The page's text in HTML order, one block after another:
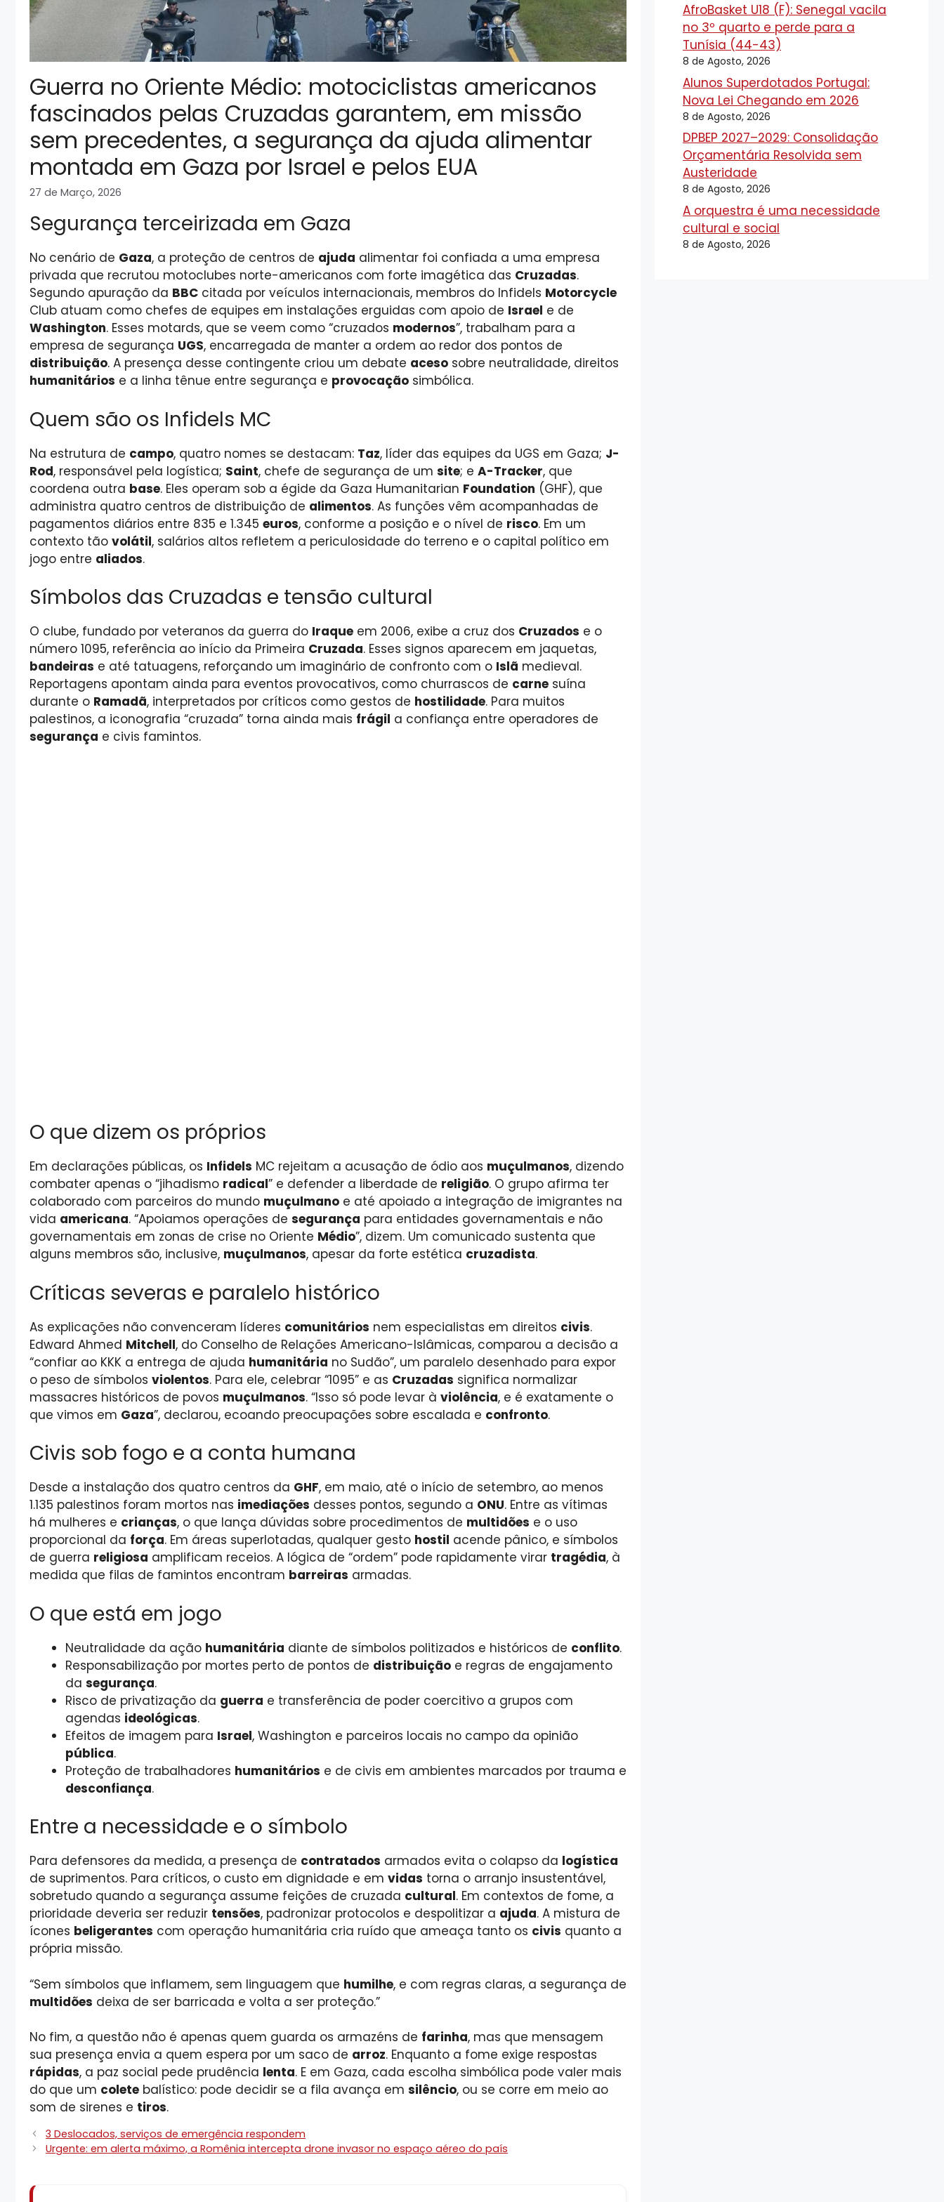
Guerra no Oriente Médio: motociclistas americanos
fascinados pelas Cruzadas garantem, em missão
sem precedentes, a segurança da ajuda alimentar
montada em Gaza por Israel e pelos EUA
27 de Março, 2026
Segurança terceirizada em Gaza
No cenário de Gaza, a proteção de centros de ajuda alimentar foi confiada a uma empresa
privada que recrutou motoclubes norte-americanos com forte imagética das Cruzadas.
Segundo apuração da BBC citada por veículos internacionais, membros do Infidels Motorcycle
Club atuam como chefes de equipes em instalações erguidas com apoio de Israel e de
Washington. Esses motards, que se veem como “cruzados modernos”, trabalham para a
empresa de segurança UGS, encarregada de manter a ordem ao redor dos pontos de
distribuição. A presença desse contingente criou um debate aceso sobre neutralidade, direitos
humanitários e a linha tênue entre segurança e provocação simbólica.
Quem são os Infidels MC
Na estrutura de campo, quatro nomes se destacam: Taz, líder das equipes da UGS em Gaza; J-
Rod, responsável pela logística; Saint, chefe de segurança de um site; e A-Tracker, que
coordena outra base. Eles operam sob a égide da Gaza Humanitarian Foundation (GHF), que
administra quatro centros de distribuição de alimentos. As funções vêm acompanhadas de
pagamentos diários entre 835 e 1.345 euros, conforme a posição e o nível de risco. Em um
contexto tão volátil, salários altos refletem a periculosidade do terreno e o capital político em
jogo entre aliados.
Símbolos das Cruzadas e tensão cultural
O clube, fundado por veteranos da guerra do Iraque em 2006, exibe a cruz dos Cruzados e o
número 1095, referência ao início da Primeira Cruzada. Esses signos aparecem em jaquetas,
bandeiras e até tatuagens, reforçando um imaginário de confronto com o Islã medieval.
Reportagens apontam ainda para eventos provocativos, como churrascos de carne suína
durante o Ramadã, interpretados por críticos como gestos de hostilidade. Para muitos
palestinos, a iconografia “cruzada” torna ainda mais frágil a confiança entre operadores de
segurança e civis famintos.
O que dizem os próprios
Em declarações públicas, os Infidels MC rejeitam a acusação de ódio aos muçulmanos, dizendo
combater apenas o “jihadismo radical” e defender a liberdade de religião. O grupo afirma ter
colaborado com parceiros do mundo muçulmano e até apoiado a integração de imigrantes na
vida americana. “Apoiamos operações de segurança para entidades governamentais e não
governamentais em zonas de crise no Oriente Médio”, dizem. Um comunicado sustenta que
alguns membros são, inclusive, muçulmanos, apesar da forte estética cruzadista.
Críticas severas e paralelo histórico
As explicações não convenceram líderes comunitários nem especialistas em direitos civis.
Edward Ahmed Mitchell, do Conselho de Relações Americano-Islâmicas, comparou a decisão a
“confiar ao KKK a entrega de ajuda humanitária no Sudão”, um paralelo desenhado para expor
o peso de símbolos violentos. Para ele, celebrar “1095” e as Cruzadas significa normalizar
massacres históricos de povos muçulmanos. “Isso só pode levar à violência, e é exatamente o
que vimos em Gaza”, declarou, ecoando preocupações sobre escalada e confronto.
Civis sob fogo e a conta humana
Desde a instalação dos quatro centros da GHF, em maio, até o início de setembro, ao menos
1.135 palestinos foram mortos nas imediações desses pontos, segundo a ONU. Entre as vítimas
há mulheres e crianças, o que lança dúvidas sobre procedimentos de multidões e o uso
proporcional da força. Em áreas superlotadas, qualquer gesto hostil acende pânico, e símbolos
de guerra religiosa amplificam receios. A lógica de “ordem” pode rapidamente virar tragédia, à
medida que filas de famintos encontram barreiras armadas.
O que está em jogo
Neutralidade da ação humanitária diante de símbolos politizados e históricos de conflito.
Responsabilização por mortes perto de pontos de distribuição e regras de engajamento
da segurança.
Risco de privatização da guerra e transferência de poder coercitivo a grupos com
agendas ideológicas.
Efeitos de imagem para Israel, Washington e parceiros locais no campo da opinião
pública.
Proteção de trabalhadores humanitários e de civis em ambientes marcados por trauma e
desconfiança.
Entre a necessidade e o símbolo
Para defensores da medida, a presença de contratados armados evita o colapso da logística
de suprimentos. Para críticos, o custo em dignidade e em vidas torna o arranjo insustentável,
sobretudo quando a segurança assume feições de cruzada cultural. Em contextos de fome, a
prioridade deveria ser reduzir tensões, padronizar protocolos e despolitizar a ajuda. A mistura de
ícones beligerantes com operação humanitária cria ruído que ameaça tanto os civis quanto a
própria missão.
“Sem símbolos que inflamem, sem linguagem que humilhe, e com regras claras, a segurança de
multidões deixa de ser barricada e volta a ser proteção.”
No fim, a questão não é apenas quem guarda os armazéns de farinha, mas que mensagem
sua presença envia a quem espera por um saco de arroz. Enquanto a fome exige respostas
rápidas, a paz social pede prudência lenta. E em Gaza, cada escolha simbólica pode valer mais
do que um colete balístico: pode decidir se a fila avança em silêncio, ou se corre em meio ao
som de sirenes e tiros.
3 Deslocados, serviços de emergência respondem
Urgente: em alerta máximo, a Romênia intercepta drone invasor no espaço aéreo do país
AfroBasket U18 (F): Senegal vacila
no 3º quarto e perde para a
Tunísia (44-43)
8 de Agosto, 2026
Alunos Superdotados Portugal:
Nova Lei Chegando em 2026
8 de Agosto, 2026
DPBEP 2027–2029: Consolidação
Orçamentária Resolvida sem
Austeridade
8 de Agosto, 2026
A orquestra é uma necessidade
cultural e social
8 de Agosto, 2026